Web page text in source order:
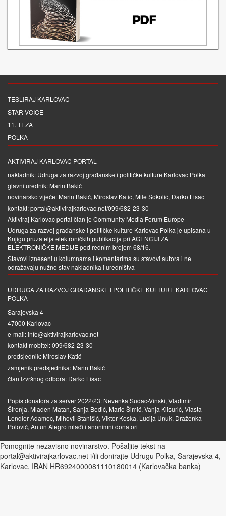
TESLIRAJ KARLOVAC
STAR VOICE
11. TEZA
POLKA
AKTIVIRAJ KARLOVAC PORTAL
nakladnik: Udruga za razvoj građanske i političke kulture Karlovac Polka
glavni urednik: Marin Bakić
novinarsko vijeće: Marin Bakić, Miroslav Katić, Mile Sokolić, Darko Lisac
kontakt: portal@aktivirajkarlovac.net/099/682-23-30
Aktiviraj Karlovac portal član je Community Media Forum Europe
Udruga za razvoj građanske i političke kulture Karlovac Polka je upisana u
Knjigu pružatelja elektroničkih publikacija pri AGENCIJI ZA
ELEKTRONIČKE MEDIJEpod rednim brojem 68/16.
Stavovi izneseni u kolumnama i komentarima su stavovi autora i ne
odražavaju nužno stav nakladnika i uredništva
UDRUGA ZA RAZVOJ GRAĐANSKE I POLITIČKE KULTURE KARLOVAC
POLKA
Sarajevska 4
47000 Karlovac
e-mail: info@aktivirajkarlovac.net
kontakt mobitel: 099/682-23-30
predsjednik: Miroslav Katić
zamjenik predsjednika: Marin Bakić
član Izvršnog odbora: Darko Lisac
Popis donatora za server 2022/23: Nevenka Sudac-Vinski, Vladimir
Šironja, Mladen Matan, Sanja Bedić, Mario Šimić, Vanja Klisurić, Vlasta
Lendler-Adamec, Mihovil Stanišić, Viktor Koska, Lucija Unuk, Draženka
Polović, Antun Alegro mlađi i anonimni donatori
Pomognite nezavisno novinarstvo. Pošaljite tekst na
portal@aktivirajkarlovac.net i/ili donirajte Udrugu Polka, Sarajevska 4,
Karlovac, IBAN HR6924000081110180014 (Karlovačka banka)